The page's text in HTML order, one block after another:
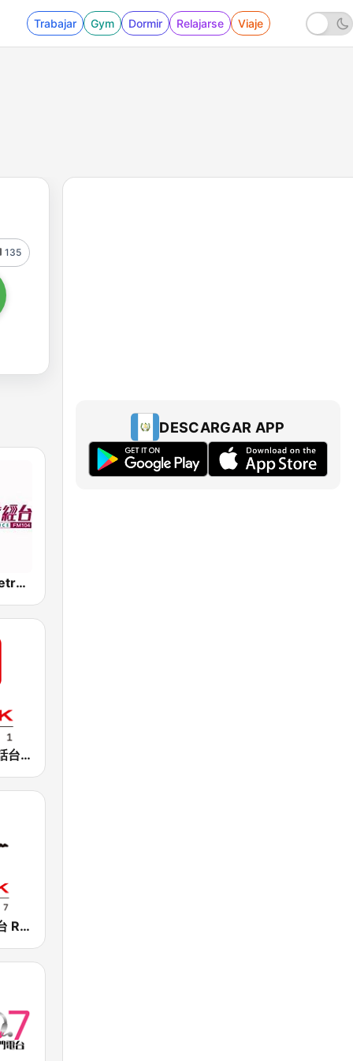
Trabajar Gym Dormir Relajarse Viaje
135
新城財經台 Metro Finance FM104
香港電台普通話台 RTHK Radio
香港電台第三台 RTHK Radio 3
DESCARGAR APP